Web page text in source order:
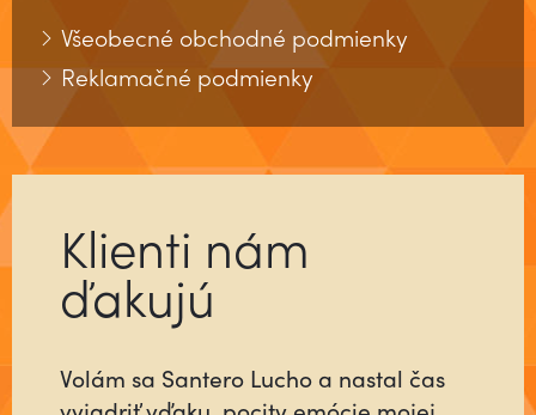
Všeobecné obchodné podmienky
Reklamačné podmienky
Klienti nám
ďakujú
Volám sa Santero Lucho a nastal čas
Už ste niekedy stretli človeka, ktorý sa